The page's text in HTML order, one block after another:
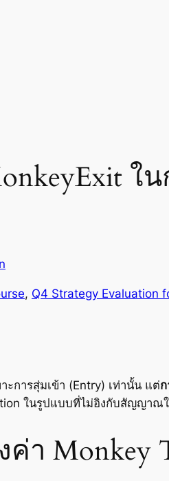
ใ
, Q4 Strategy Evaluation
ะการสุ่มเข้า (Entry) เท่านั้น แต่
ในรูปแบบที่ไม่อิงกับสัญญา
า Monkey